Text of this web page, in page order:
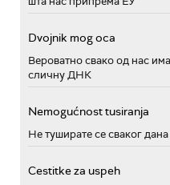
Dvojnik mog oca
Вероватно свако од нас
сличну ДНК
Nemogućnost tusiranja
Не туширате се сваког
Cestitke za uspeh